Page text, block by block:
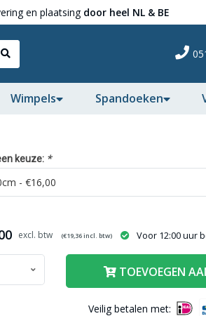
en plaatsing door heel NL & BE
Wimpels Spandoeken
keuze: *
(€19,36incl. btw) Voor 12:00 uur
TOEVOEGEN
Veilig betalen met: